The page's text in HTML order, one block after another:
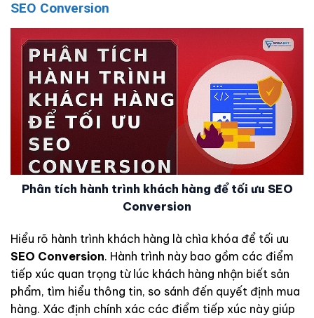
SEO Conversion
Phân tích hành trình khách hàng để tối ưu SEO
Conversion
Hiểu rõ hành trình khách hàng là chìa khóa để tối ưu
SEO Conversion. Hành trình này bao gồm các điểm
tiếp xúc quan trọng từ lúc khách hàng nhận biết sản
phẩm, tìm hiểu thông tin, so sánh đến quyết định mua
hàng. Xác định chính xác các điểm tiếp xúc này giúp